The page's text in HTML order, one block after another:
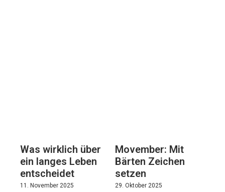
Was wirklich über
ein langes Leben
entscheidet
11. November 2025
Movember: Mit
Bärten Zeichen
setzen
29. Oktober 2025